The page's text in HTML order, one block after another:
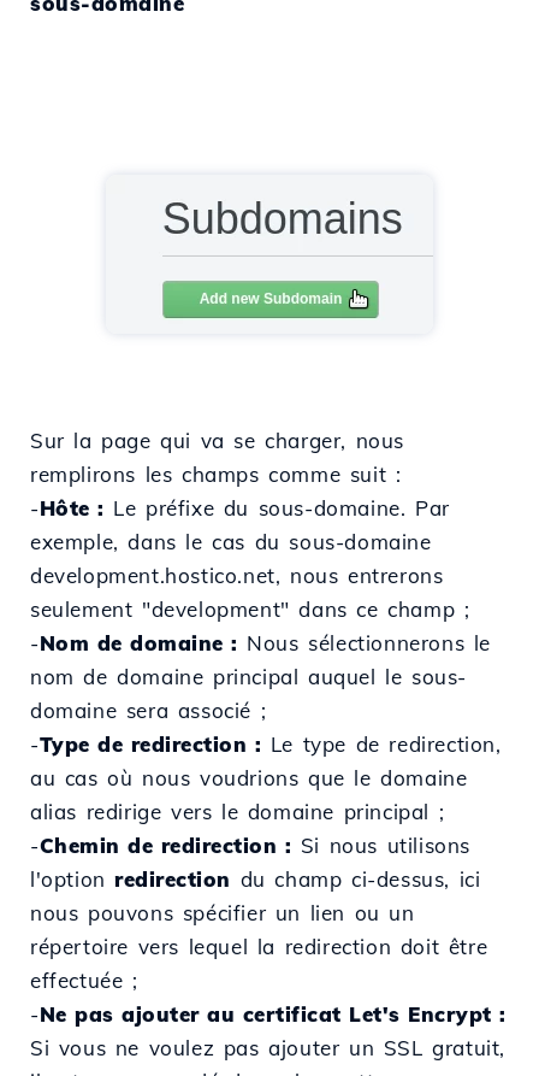
Sur la page qui va se charger, nous
remplirons les champs comme suit :
-Hôte : Le préfixe du sous-domaine. Par
exemple, dans le cas du sous-domaine
development.hostico.net, nous entrerons
seulement "development" dans ce champ ;
-Nom de domaine : Nous sélectionnerons le
nom de domaine principal auquel le sous-
domaine sera associé ;
-Type de redirection : Le type de redirection,
au cas où nous voudrions que le domaine
alias redirige vers le domaine principal ;
-Chemin de redirection : Si nous utilisons
l'optionredirection du champ ci-dessus, ici
nous pouvons spécifier un lien ou un
répertoire vers lequel la redirection doit être
effectuée ;
-Ne pas ajouter au certificat Let's Encrypt :
Si vous ne voulez pas ajouter un SSL gratuit,